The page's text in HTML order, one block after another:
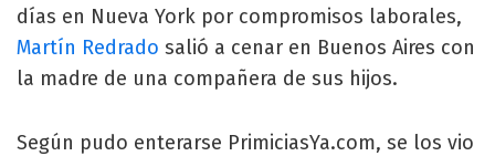
días en Nueva York por compromisos laborales,
Martín Redrado salió a cenar en Buenos Aires con
la madre de una compañera de sus hijos.
Según pudo enterarse PrimiciasYa.com, se los vio